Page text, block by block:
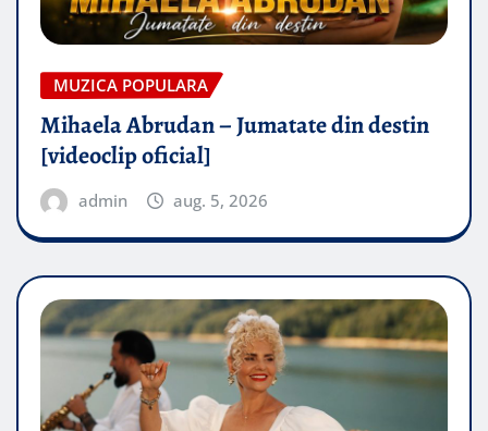
MUZICA POPULARA
Mihaela Abrudan – Jumatate din destin
[videoclip oficial]
admin aug. 5, 2026